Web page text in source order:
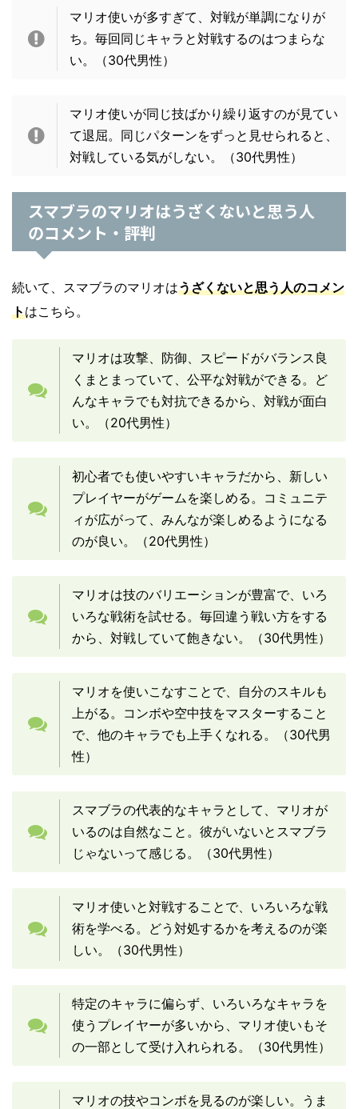
マリオ使いが多すぎて、対戦が単調になりが
ち。毎回同じキャラと対戦するのはつまらな
い。
（30代男性）
マリオ使いが同じ技ばかり繰り返すのが見てい
て退屈。同じパターンをずっと見せられると、
対戦している気がしない。
（30代男性）
スマブラのマリオはうざくないと思う人
のコメント・評判
続いて、スマブラのマリオはうざくないと思う人のコメン
トはこちら。
マリオは攻撃、防御、スピードがバランス良
くまとまっていて、公平な対戦ができる。ど
んなキャラでも対抗できるから、対戦が面白
い。（20代男性）
初心者でも使いやすいキャラだから、新しい
プレイヤーがゲームを楽しめる。コミュニテ
ィが広がって、みんなが楽しめるようになる
のが良い。（20代男性）
マリオは技のバリエーションが豊富で、いろ
いろな戦術を試せる。毎回違う戦い方をする
から、対戦していて飽きない。（30代男性）
マリオを使いこなすことで、自分のスキルも
上がる。コンボや空中技をマスターすること
で、他のキャラでも上手くなれる。（30代男
性）
スマブラの代表的なキャラとして、マリオが
いるのは自然なこと。彼がいないとスマブラ
じゃないって感じる。（30代男性）
マリオ使いと対戦することで、いろいろな戦
術を学べる。どう対処するかを考えるのが楽
しい。（30代男性）
特定のキャラに偏らず、いろいろなキャラを
使うプレイヤーが多いから、マリオ使いもそ
の一部として受け入れられる。（30代男性）
マリオの技やコンボを見るのが楽しい。うま